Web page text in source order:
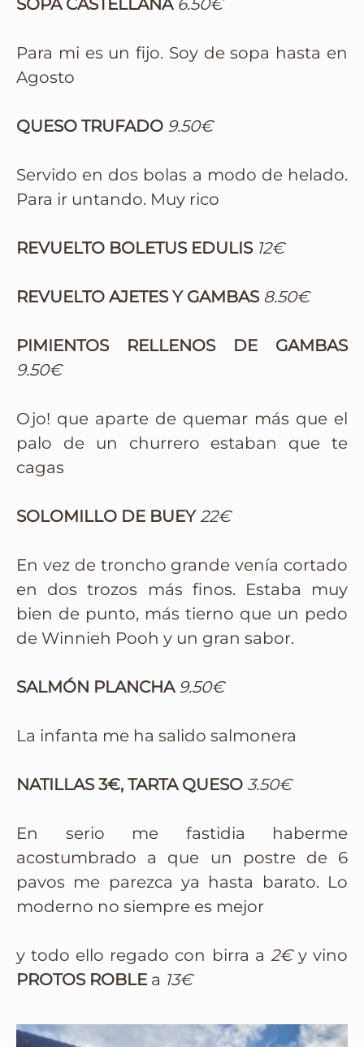
SOPA CASTELLANA6.50€
Para mi es un fijo. Soy de sopa hasta en
Agosto
QUESO TRUFADO 9.50€
Servido en dos bolas a modo de helado.
Para ir untando. Muy rico
REVUELTO BOLETUS EDULIS12€
REVUELTO AJETES Y GAMBAS 8.50€
PIMIENTOS RELLENOS DE GAMBAS
9.50€
Ojo! que aparte de quemar más que el
palo de un churrero estaban que te
cagas
SOLOMILLO DE BUEY 22€
En vez de troncho grande venía cortado
en dos trozos más finos. Estaba muy
bien de punto, más tierno que un pedo
de Winnieh Pooh y un gran sabor.
SALMÓN PLANCHA9.50€
La infanta me ha salido salmonera
NATILLAS 3€, TARTA QUESO 3.50€
En serio me fastidia haberme
acostumbrado a que un postre de 6
pavos me parezca ya hasta barato. Lo
moderno no siempre es mejor
y todo ello regado con birra a 2€y vino
PROTOS ROBLE a 13€